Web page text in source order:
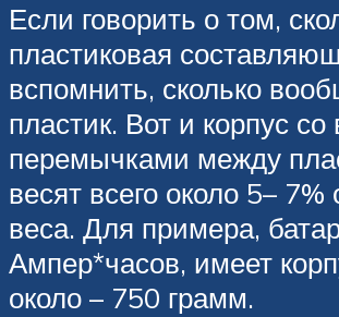
Если говорить о том,
пластиковая
вспомнить, сколько
пластик. Вот и корпус со
перемычками между
весят всего около 5– 7%
веса. Для примера,
Ампер*часов, имеет
около – 750 грамм.